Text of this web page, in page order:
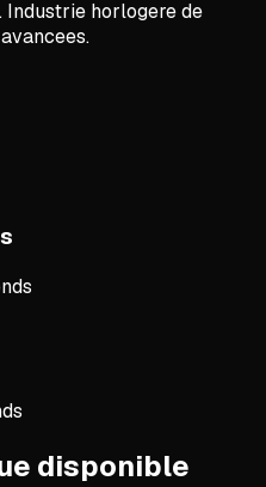
Industrie horlogere de
disponible